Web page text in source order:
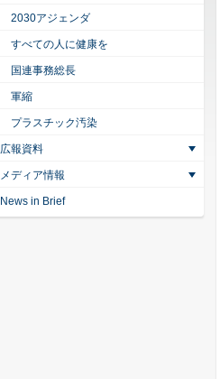
2030アジェンダ
すべての人に健康を
国連事務総長
軍縮
プラスチック汚染
広報資料
メディア情報
News in Brief